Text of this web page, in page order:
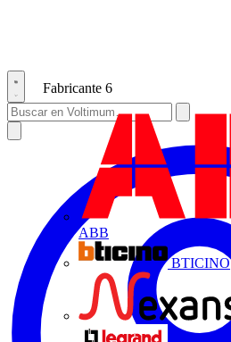
Fabricante 6
ABB
BTICINO